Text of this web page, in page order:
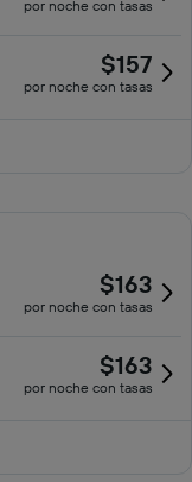
por noche con tasas
$157
por noche con tasas
$163
por noche con tasas
$163
por noche con tasas